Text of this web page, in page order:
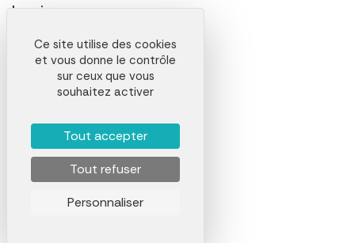
Legging
Manteau
Marinière
Nappe
Noeud Papillon
Paire de Sneakers
Pantalon
Pantalon de Sport
Ce site utilise des cookies
et vous donne le contrôle
sur ceux que vous
souhaitez activer
Tout accepter
Tout refuser
Personnaliser